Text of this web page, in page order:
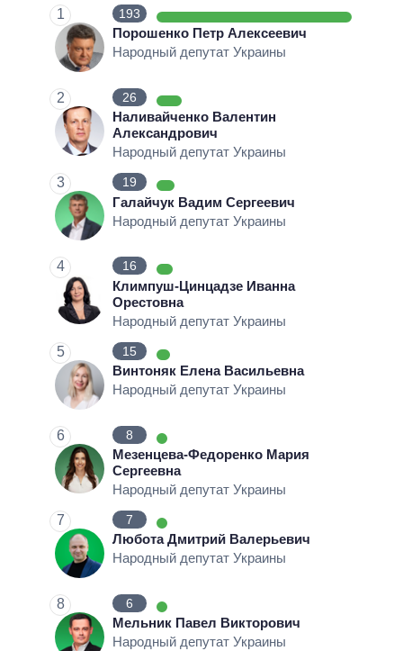
МЭРЫ
ВСЕ ПЕРСОНЫ
СРАВНЕНИЕ ПОЛИТИКОВ
БЕЗОТВЕТСТВЕННОСТЬ
ВЫПОЛНЕННЫЕ ОБЕЩАНИЯ
ОБЕЩАНИЯ В ПРОЦЕССЕ
КОЛИЧЕСТВО ОБЕЩАНИЙ
1 193
Порошенко Петр Алексеевич
Народный депутат Украины
2 26
Наливайченко Валентин
Александрович
Народный депутат Украины
3
19
Галайчук Вадим Сергеевич
Народный депутат Украины
4 16
Климпуш-Цинцадзе Иванна
Орестовна
Народный депутат Украины
5
15
Винтоняк Елена Васильевна
Народный депутат Украины
6 8
Мезенцева-Федоренко Мария
Сергеевна
Народный депутат Украины
7
7
Любота Дмитрий Валерьевич
Народный депутат Украины
8 6
Мельник Павел Викторович
Народный депутат Украины